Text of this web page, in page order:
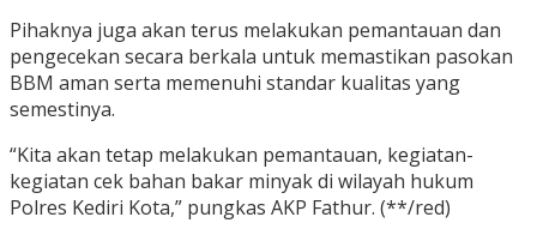
Pihaknya juga akan terus melakukan pemantauan dan
pengecekan secara berkala untuk memastikan pasokan
BBM aman serta memenuhi standar kualitas yang
semestinya.
“Kita akan tetap melakukan pemantauan, kegiatan-
kegiatan cek bahan bakar minyak di wilayah hukum
Polres Kediri Kota,” pungkas AKP Fathur. (**/red)